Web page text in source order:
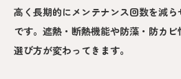
高く長期的にメンテナンス回数を減
です。遮熱・断熱機能や防藻・防カ
選び方が変わってきます。